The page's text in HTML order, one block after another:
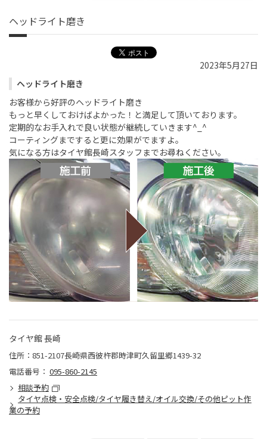
ヘッドライト磨き
2023年5月27日
ヘッドライト磨き
お客様から好評のヘッドライト磨き
もっと早くしておけばよかった！と満足して頂いております。
定期的なお手入れで良い状態が継続していきます^_^
コーティングまですると更に効果がでますよ。
気になる方はタイヤ館長崎スタッフまでお尋ねください。
タイヤ館 長崎
住所：851-2107長崎県西彼杵郡時津町久留里郷1439-32
電話番号： 095-860-2145
相談予約
タイヤ点検・安全点検/タイヤ履き替え/オイル交換/その他ピット作
業の予約